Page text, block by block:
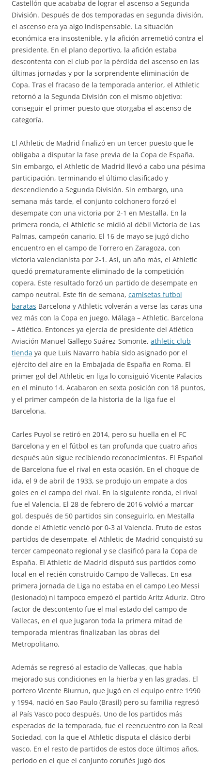
Castellón que acababa de lograr el ascenso a Segunda
División. Después de dos temporadas en segunda división,
el ascenso era ya algo indispensable. La situación
económica era insostenible, y la afición arremetió contra el
presidente. En el plano deportivo, la afición estaba
descontenta con el club por la pérdida del ascenso en las
últimas jornadas y por la sorprendente eliminación de
Copa. Tras el fracaso de la temporada anterior, el Athletic
retornó a la Segunda División con el mismo objetivo:
conseguir el primer puesto que otorgaba el ascenso de
categoría.
El Athletic de Madrid finalizó en un tercer puesto que le
obligaba a disputar la fase previa de la Copa de España.
Sin embargo, el Athletic de Madrid llevó a cabo una pésima
participación, terminando el último clasificado y
descendiendo a Segunda División. Sin embargo, una
semana más tarde, el conjunto colchonero forzó el
desempate con una victoria por 2-1 en Mestalla. En la
primera ronda, el Athletic se midió al débil Victoria de Las
Palmas, campeón canario. El 16 de mayo se jugó dicho
encuentro en el campo de Torrero en Zaragoza, con
victoria valencianista por 2-1. Así, un año más, el Athletic
quedó prematuramente eliminado de la competición
copera. Este resultado forzó un partido de desempate en
campo neutral. Este fin de semana, camisetas futbol
baratas Barcelona y Athletic volverán a verse las caras una
vez más con la Copa en juego. Málaga – Athletic. Barcelona
– Atlético. Entonces ya ejercía de presidente del Atlético
Aviación Manuel Gallego Suárez-Somonte, athletic club
tienda ya que Luis Navarro había sido asignado por el
ejército del aire en la Embajada de España en Roma. El
primer gol del Athletic en liga lo consiguió Vicente Palacios
en el minuto 14. Acabaron en sexta posición con 18 puntos,
y el primer campeón de la historia de la liga fue el
Barcelona.
Carles Puyol se retiró en 2014, pero su huella en el FC
Barcelona y en el fútbol es tan profunda que cuatro años
después aún sigue recibiendo reconocimientos. El Español
de Barcelona fue el rival en esta ocasión. En el choque de
ida, el 9 de abril de 1933, se produjo un empate a dos
goles en el campo del rival. En la siguiente ronda, el rival
fue el Valencia. El 28 de febrero de 2016 volvió a marcar
gol, después de 50 partidos sin conseguirlo, en Mestalla
donde el Athletic venció por 0-3 al Valencia. Fruto de estos
partidos de desempate, el Athletic de Madrid conquistó su
tercer campeonato regional y se clasificó para la Copa de
España. El Athletic de Madrid disputó sus partidos como
local en el recién construido Campo de Vallecas. En esa
primera jornada de Liga no estaba en el campo Leo Messi
(lesionado) ni tampoco empezó el partido Aritz Aduriz. Otro
factor de descontento fue el mal estado del campo de
Vallecas, en el que jugaron toda la primera mitad de
temporada mientras finalizaban las obras del
Metropolitano.
Además se regresó al estadio de Vallecas, que había
mejorado sus condiciones en la hierba y en las gradas. El
portero Vicente Biurrun, que jugó en el equipo entre 1990
y 1994, nació en Sao Paulo (Brasil) pero su familia regresó
al País Vasco poco después. Uno de los partidos más
esperados de la temporada, fue el reencuentro con la Real
Sociedad, con la que el Athletic disputa el clásico derbi
vasco. En el resto de partidos de estos doce últimos años,
periodo en el que el conjunto coruñés jugó dos